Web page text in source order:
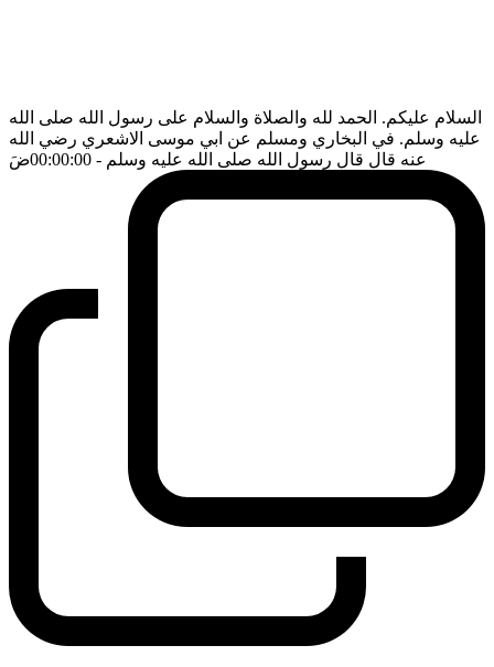
السلام عليكم. الحمد لله والصلاة والسلام على رسول الله صلى الله
عليه وسلم. في البخاري ومسلم عن ابي موسى الاشعري رضي الله
عنه قال قال رسول الله صلى الله عليه وسلم - 00:00:00 ضَ